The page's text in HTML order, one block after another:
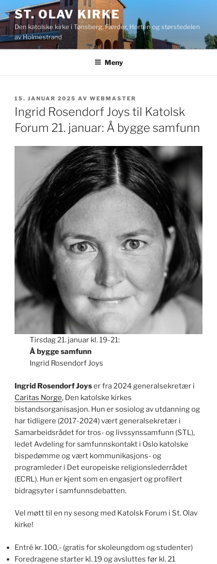
til
innhold
ST. OLAV KIRKE
Den katolske kirke i Tønsberg, Færder, Horten og størstedelen
av Holmestrand
Meny
PUBLISERT
15. JANUAR 2025 AV WEBMASTER
Ingrid Rosendorf Joys til Katolsk
Forum 21. januar: Å bygge samfunn
Tirsdag 21. januar kl. 19-21:
Å bygge samfunn
Ingrid Rosendorf Joys
Ingrid Rosendorf Joyser fra 2024 generalsekretær i
Caritas Norge, Den katolske kirkes
bistandsorganisasjon. Hun er sosiolog av utdanning og
har tidligere (2017-2024) vært generalsekretær i
Samarbeidsrådet for tros- og livssynssamfunn (STL),
ledet Avdeling for samfunnskontakt i Oslo katolske
bispedømme og vært kommunikasjons- og
programleder i Det europeiske religionslederrådet
(ECRL). Hun er kjent som en engasjert og profilert
bidragsyter i samfunnsdebatten.
Vel møtt til en ny sesong med Katolsk Forum i St. Olav
kirke!
Entré kr. 100,- (gratis for skoleungdom og studenter)
Foredragene starter kl. 19 og avsluttes før kl. 21